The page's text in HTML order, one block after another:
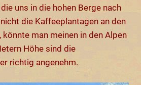
uns in die hohen Berge nach
die Kaffeeplantagen an den
man meinen in den Alpen
Höhe sind die
richtig angenehm.